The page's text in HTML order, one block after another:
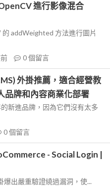
進行影像混合
addWeighted 方法進行圖片
0個留言
外掛推薦，適合經營教
品牌和內容商業化部署
新進品牌，因為它們沒有太多
0個留言
- Social Login |
出嚴重驗證繞過漏洞，使...